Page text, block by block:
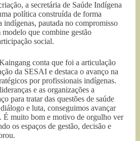
a secretária de Saúde Indígena
política construída de forma
indígenas, pautada no compromisso
que combine gestão
social.
conta que foi a articulação
da SESAI e destaca o avanço na
por profissionais indígenas.
e as organizações a
para tratar das questões de saúde
e luta, conseguimos avançar
É muito bom e motivo de orgulho ver
os espaços de gestão, decisão e